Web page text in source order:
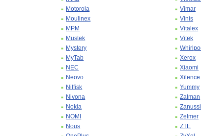
Motorola
Moulinex
MPM
Mustek
Mystery
MyTab
NEC
Neovo
Nilfisk
Nivona
Nokia
NOMI
Nous
Vimar
Vinis
Vitalex
Vitek
Xerox
Xiaomi
Xilence
Yummy
Zalman
Zanussi
Zelmer
ZTE